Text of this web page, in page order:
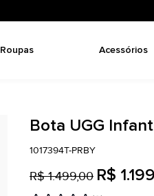
Roupas Acessórios
Bota UGG
1017394T-PRBY
R$ 1.499,00 R$